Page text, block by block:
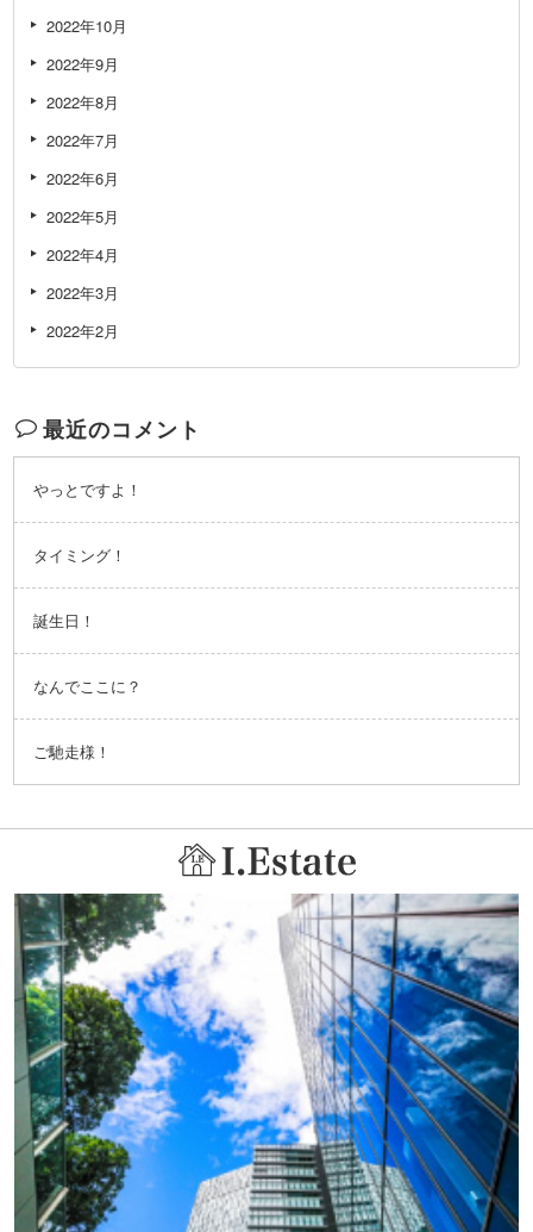
2022年10月
2022年9月
2022年8月
2022年7月
2022年6月
2022年5月
2022年4月
2022年3月
2022年2月
最近のコメント
やっとですよ！
タイミング！
誕生日！
なんでここに？
ご馳走様！